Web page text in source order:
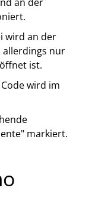
wird an der
nur
ist.
wird im
markiert.